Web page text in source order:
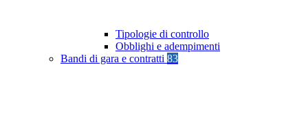
Tipologie di controllo
Obblighi e adempimenti
Bandi di gara e contratti 83